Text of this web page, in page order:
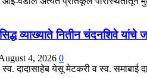
व्याख्याते नितीन चंदनशिवे यांचे
4, 2026 0
दादासाहेब येसू मेटकरी व स्व. समाबाई